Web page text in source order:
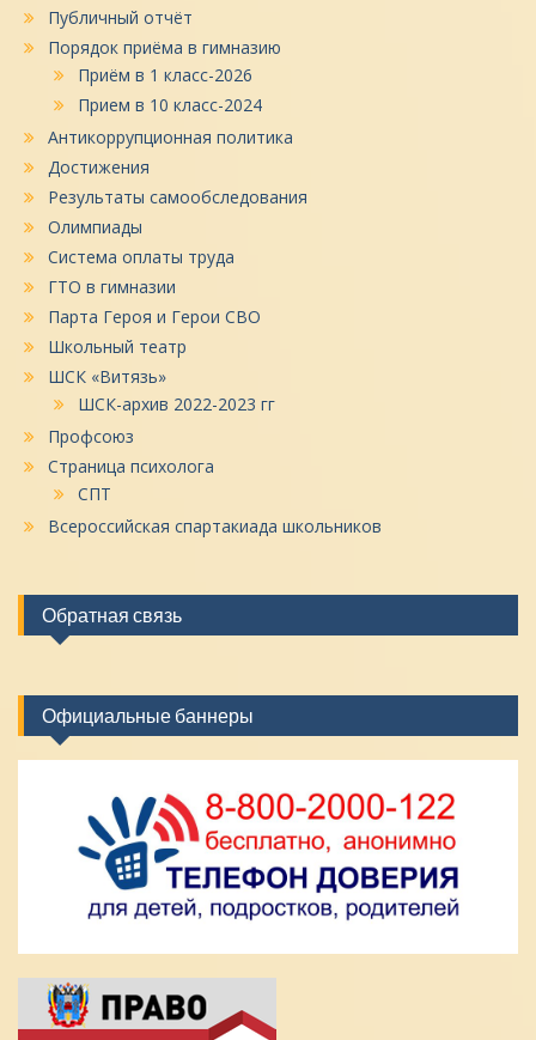
Публичный отчёт
Порядок приёма в гимназию
Приём в 1 класс-2026
Прием в 10 класс-2024
Антикоррупционная политика
Достижения
Результаты самообследования
Олимпиады
Система оплаты труда
ГТО в гимназии
Парта Героя и Герои СВО
Школьный театр
ШСК «Витязь»
ШСК-архив 2022-2023 гг
Профсоюз
Страница психолога
СПТ
Всероссийская спартакиада школьников
Обратная связь
Официальные баннеры